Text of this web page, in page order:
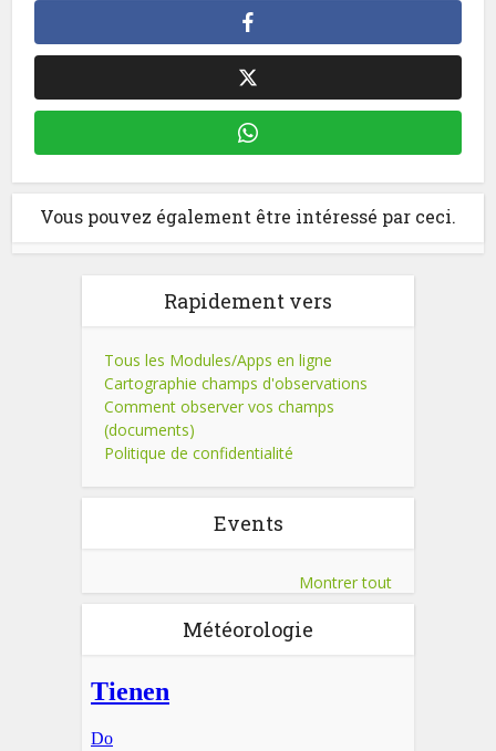
Vous pouvez également être intéressé par ceci.
Rapidement vers
Tous les Modules/Apps en ligne
Cartographie champs d'observations
Comment observer vos champs
(documents)
Politique de confidentialité
Events
Montrer tout
Météorologie